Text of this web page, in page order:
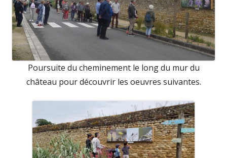
Poursuite du cheminement le long du mur du
château pour découvrir les oeuvres suivantes.